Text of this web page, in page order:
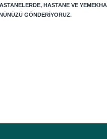
HASTANE VE
GÖNDERIYORUZ.